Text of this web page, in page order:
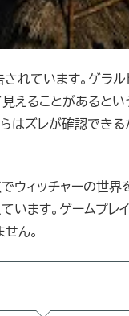
れています。ゲラ
えることがあるとい
はズレが確認でき
ィッチャーの世界
います。ゲームプレ
ん。